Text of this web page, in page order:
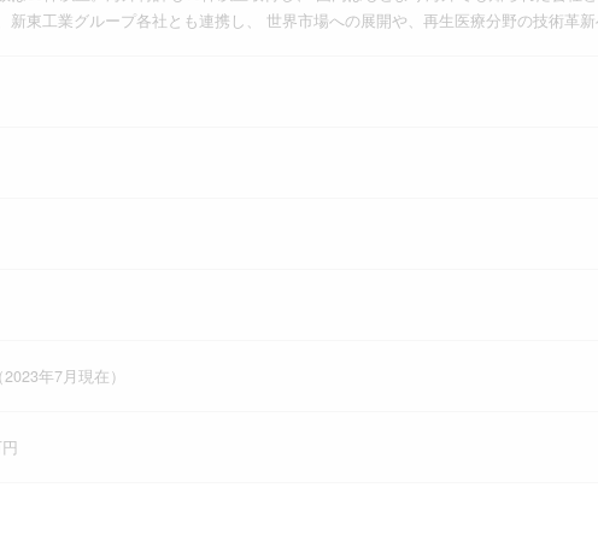
新東工業グループ各社とも連携し、 世界市場への展開や、再生医療分野の技術革新
年7月現在）